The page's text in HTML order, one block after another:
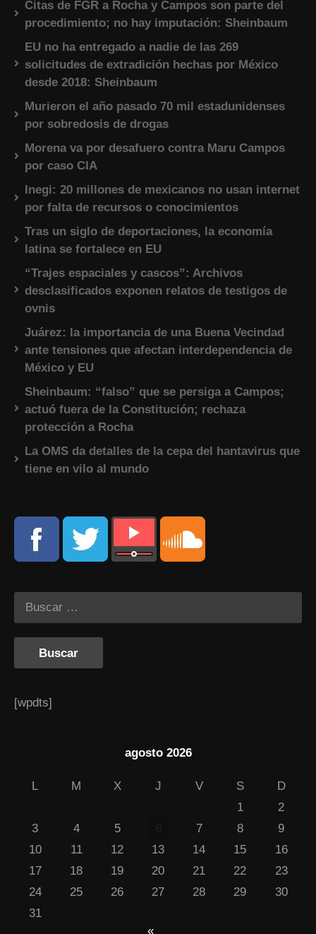
Citas de FGR a Rocha y Campos son parte del
procedimiento; no hay imputación: Sheinbaum
EU no ha entregado a nadie de las 269
solicitudes de extradición hechas por México
desde 2018: Sheinbaum
Murieron el año pasado 70 mil estadunidenses
por sobredosis de drogas
Morena va por desafuero contra Maru Campos
por caso CIA
Inegi: 20 millones de mexicanos no usan internet
por falta de recursos o conocimientos
Tras un siglo de deportaciones, la economía
latina se fortalece en EU
“Trajes espaciales y cascos”: Archivos
desclasificados exponen relatos de testigos de
ovnis
Juárez: la importancia de una Buena Vecindad
ante tensiones que afectan interdependencia de
México y EU
Sheinbaum: “falso” que se persiga a Campos;
actuó fuera de la Constitución; rechaza
protección a Rocha
La OMS da detalles de la cepa del hantavirus que
tiene en vilo al mundo
[wpdts]
agosto 2026
L M X J V S
D
1
2
3
4 5 7 8
9
10
11 12 13 14 15
16
17
18 19 20 21 22
23
24
25 26 27 28 29
30
31
«